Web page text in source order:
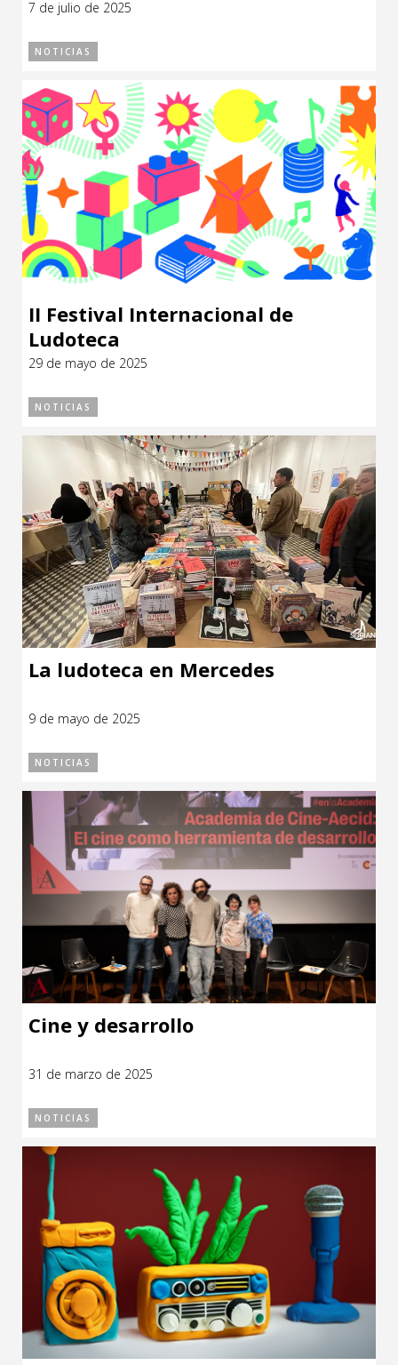
Espacio itinerante de lectura infantil
Formación
Género y Diversidad
Infantil y Juvenil
Letras
Medio Ambiente
Música
7 de julio de 2025
NOTICIAS
II Festival Internacional de
Ludoteca
29 de mayo de 2025
NOTICIAS
La ludoteca en Mercedes
9 de mayo de 2025
NOTICIAS
Cine y desarrollo
31 de marzo de 2025
NOTICIAS